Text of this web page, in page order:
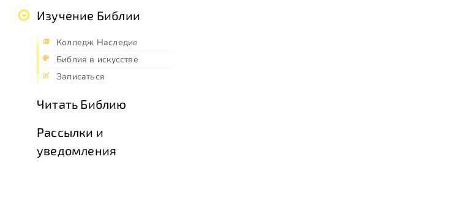
Изучение Библии
Колледж Наследие
Библия в искусстве
Записаться
Читать Библию
Рассылки и
уведомления